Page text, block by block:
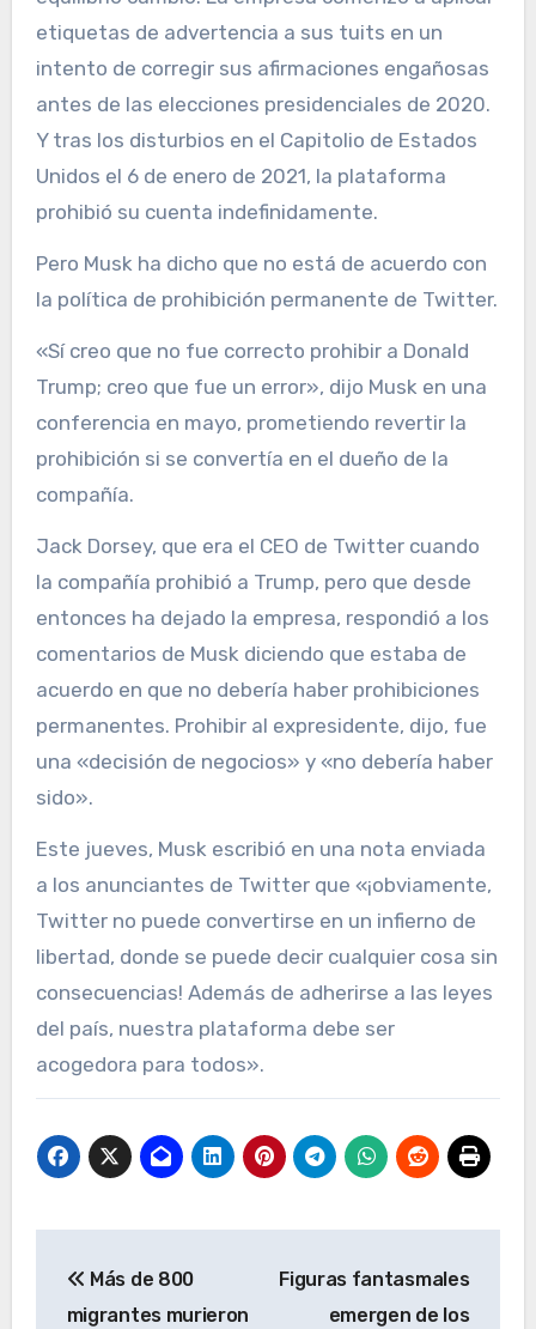
etiquetas de advertencia a sus tuits en un
intento de corregir sus afirmaciones engañosas
antes de las elecciones presidenciales de 2020.
Y tras los disturbios en el Capitolio de Estados
Unidos el 6 de enero de 2021, la plataforma
prohibió su cuenta indefinidamente.
Pero Musk ha dicho que no está de acuerdo con
la política de prohibición permanente de Twitter.
«Sí creo que no fue correcto prohibir a Donald
Trump; creo que fue un error», dijo Musk en una
conferencia en mayo, prometiendo revertir la
prohibición si se convertía en el dueño de la
compañía.
Jack Dorsey, que era el CEO de Twitter cuando
la compañía prohibió a Trump, pero que desde
entonces ha dejado la empresa, respondió a los
comentarios de Musk diciendo que estaba de
acuerdo en que no debería haber prohibiciones
permanentes. Prohibir al expresidente, dijo, fue
una «decisión de negocios» y «no debería haber
sido».
Este jueves, Musk escribió en una nota enviada
a los anunciantes de Twitter que «¡obviamente,
Twitter no puede convertirse en un infierno de
libertad, donde se puede decir cualquier cosa sin
consecuencias! Además de adherirse a las leyes
del país, nuestra plataforma debe ser
acogedora para todos».
de
Más de 800
migrantes murieron
Figuras fantasmales
emergen de los